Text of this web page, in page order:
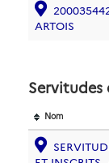
ARTOIS
Nom